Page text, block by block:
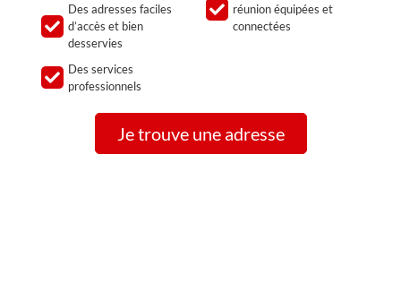
Des adresses faciles
d’accès et bien
desservies
Des services
professionnels
réunion équipées et
connectées
Je trouve une adresse